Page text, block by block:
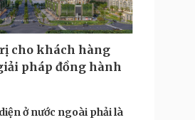
cho khách hàng
pháp đồng hành
ở nước ngoài phải là